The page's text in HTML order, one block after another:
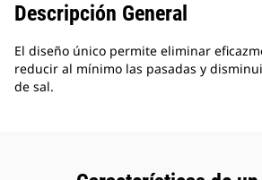
Descripción General
El diseño único permite eliminar
reducir al mínimo las pasadas y
de sal.